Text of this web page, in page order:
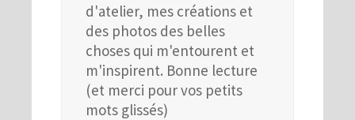
d'atelier, mes créations et
des photos des belles
choses qui m'entourent et
m'inspirent. Bonne lecture
(et merci pour vos petits
mots glissés)